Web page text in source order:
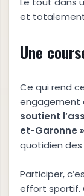
et
Une
Ce qui rend
engagement
soutient
et-Garonne »
quotidien
Participer,
effort sportif.